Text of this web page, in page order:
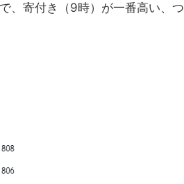
、寄付き（9時）が一番高い、つ